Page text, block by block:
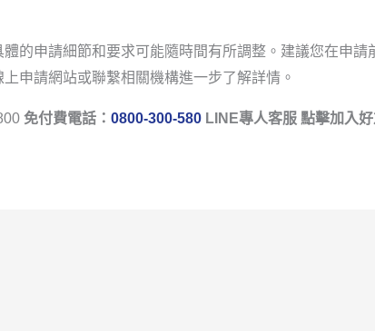
的申請細節和要求可能隨時間有所調整。建議您在申
申請網站或聯繫相關機構進一步了解詳情。
免付費電話： 0800-300-580 LINE專人客服 點擊加入好